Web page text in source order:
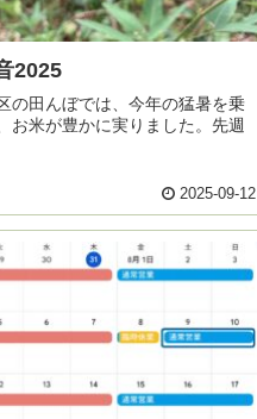
2025
の田んぼでは、今年の猛暑を乗
お米が豊かに実りました。先週
2025-09-12